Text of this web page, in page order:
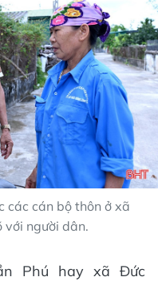
các cán bộ thôn ở xã
với người dân.
Phú hay xã Đức